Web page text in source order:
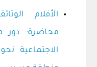
الأفلام
محاضرة: دور
الاجتماعية